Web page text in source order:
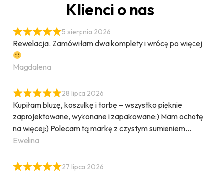
Klienci o nas
5 sierpnia 2026
Rewelacja. Zamówiłam dwa komplety i wrócę po więcej
Magdalena
28 lipca 2026
Kupiłam bluzę, koszulkę i torbę – wszystko pięknie
zaprojektowane, wykonane i zapakowane:) Mam ochotę
na więcej:) Polecam tą markę z czystym sumieniem…
Ewelina
27 lipca 2026